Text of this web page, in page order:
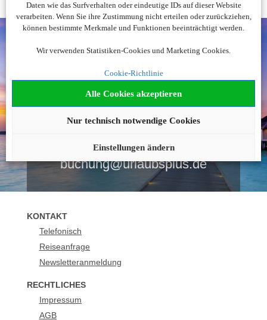
Daten wie das Surfverhalten oder eindeutige IDs auf dieser Website
verarbeiten. Wenn Sie ihre Zustimmung nicht erteilen oder zurückziehen,
können bestimmte Merkmale und Funktionen beeinträchtigt werden.
Wir verwenden Statistiken-Cookies und Marketing Cookies.
Cookie-Richtlinie
Alle Cookies akzeptieren
Nur technisch notwendige Cookies
Einstellungen ändern
Noch nicht fündig
geworden?
Wir beraten Sie gerne!
0043 12051927
buchung@urlaubsplus.de
KONTAKT
Telefonisch
Reiseanfrage
Newsletteranmeldung
RECHTLICHES
Impressum
AGB